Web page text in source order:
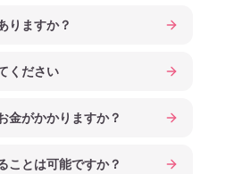
りますか？
ください
金がかかりますか？
ことは可能ですか？